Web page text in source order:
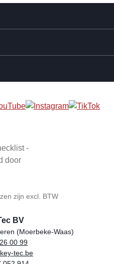
zijn excl. BTW
Winkelnaam
BV
Adres
(Moerbeke-Waas)
Telefoon
00 99
E-mail
tec.be
BTW-nummer